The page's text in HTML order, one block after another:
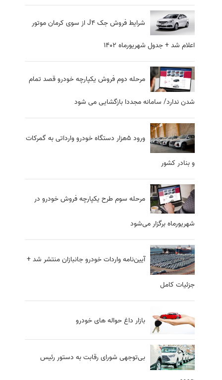
شرایط فروش جک J4 از سوی کرمان موتور
اعلام شد + جدول شهریورماه 1402
مرحله دوم فروش یکپارچه خودرو قصد تمام
شدن ندارد/ سامانه مجددا بازگشایی می شود
ورود 5هزار دستگاه خودرو وارداتی به گمرکات
و بنادر ‌کشور
مرحله سوم طرح یکپارچه فروش خودرو در
شهریورماه برگزار می‌شود
آیین‌نامه واردات خودرو جانبازان منتشر شد +
جزئیات کامل
بازار داغ حواله های خودرو
بی‌توجهی شورای رقابت به دستور رئیس